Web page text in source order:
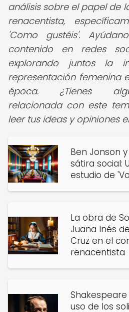
análisis sobre el papel de
renacentista,
'Como gustéis'.
contenido en redes
explorando juntos la
representación femenina
época. ¿Tienes
relacionada con este
leer tus ideas y opiniones
Ben Jonson
sátira social:
estudio de
La obra de
Juana Inés
Cruz en el
renacentista
Shakespeare
uso de los